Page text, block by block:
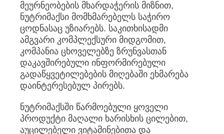
მეურნეობების მხარდაჭერის მიზნით,
ნუტრიმაქსი მომხმარებელს საჭირო
ცოდნასაც უზიარებს. საკითხისადმი
ამგვარი კომპლექსური მიდგომით,
კომპანია ცხოველებზე ზრუნვასთან
დაკავშირებული ინფორმირებული
გადაწყვეტილებების მიღებაში ეხმარება
დაინტერესებულ პირებს.
ნუტრიმაქსში წარმოებული ყოველი
პროდუქტი მაღალი ხარისხის ცილებით,
აუცილებელი ვიტამინებითა და